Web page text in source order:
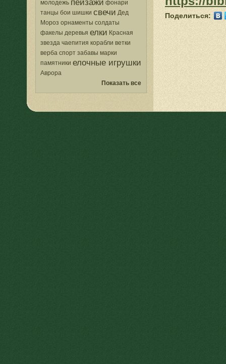
молодежь пейзажи фонари
танцы бои шишки свечи Дед
Мороз орнаменты солдаты
факелы деревья елки Красная
звезда чаепития корабли ветки
верба спорт забавы марки
памятники елочные игрушки
Аврора
Показать все
Поделиться: